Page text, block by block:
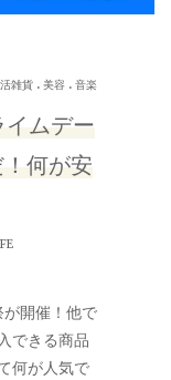
雑貨. 美容 . 音楽
イムデー
何が安
開催！他で
できる商品
何が人気で